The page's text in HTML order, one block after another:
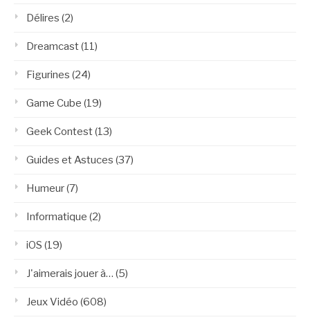
Délires (2)
Dreamcast(11)
Figurines (24)
Game Cube (19)
Geek Contest(13)
Guides et Astuces (37)
Humeur(7)
Informatique (2)
iOS (19)
J'aimerais jouer à… (5)
Jeux Vidéo (608)